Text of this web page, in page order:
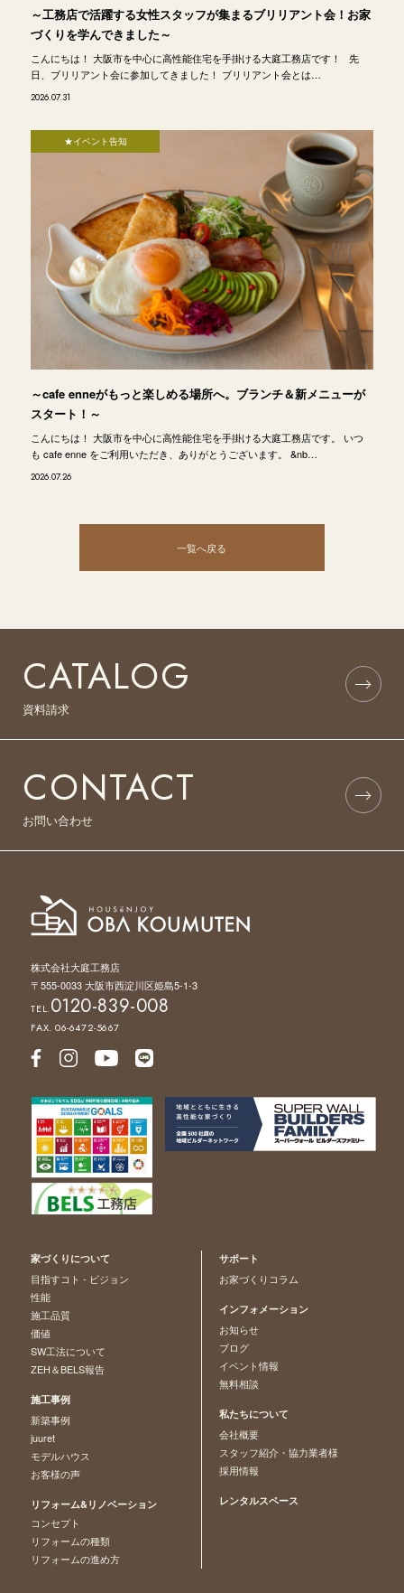
～工務店で活躍する女性スタッフが集まるブリリアント会！お家
づくりを学んできました～
こんにちは！ 大阪市を中心に高性能住宅を手掛ける大庭工務店です！ 先
日、ブリリアント会に参加してきました！ ブリリアント会とは…
2026.07.31
★イベント告知
～cafe enneがもっと楽しめる場所へ。ブランチ＆新メニューが
スタート！～
こんにちは！ 大阪市を中心に高性能住宅を手掛ける大庭工務店です。 いつ
も cafe enne をご利用いただき、ありがとうございます。 &nb…
2026.07.26
一覧へ戻る
CATALOG
資料請求
CONTACT
お問い合わせ
株式会社大庭工務店
〒555-0033 大阪市西淀川区姫島5-1-3
TEL.0120-839-008
FAX. 06-6472-5667
家づくりについて
目指すコト - ビジョン
性能
施工品質
価値
SW工法について
ZEH＆BELS報告
施工事例
新築事例
juuret
モデルハウス
お客様の声
リフォーム&リノベーション
コンセプト
リフォームの種類
リフォームの進め方
サポート
お家づくりコラム
インフォメーション
お知らせ
ブログ
イベント情報
無料相談
私たちについて
会社概要
スタッフ紹介・協力業者様
採用情報
レンタルスペース